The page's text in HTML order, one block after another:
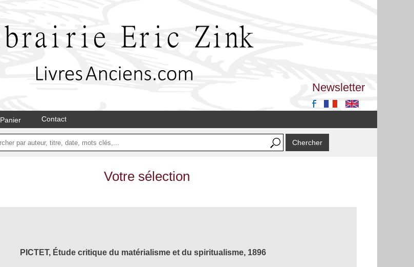
Newsletter
Panier Contact
Votre sélection
PICTET, Étude critique du matérialisme et du spiritualisme, 1896